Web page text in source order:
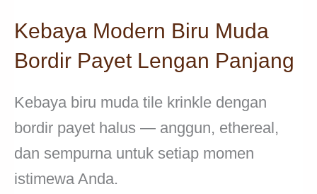
Kebaya Modern Biru Muda
Bordir Payet Lengan Panjang
Kebaya biru muda tile krinkle dengan
bordir payet halus — anggun, ethereal,
dan sempurna untuk setiap momen
istimewa Anda.